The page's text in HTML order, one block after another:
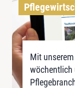
Mit
wöchentlich